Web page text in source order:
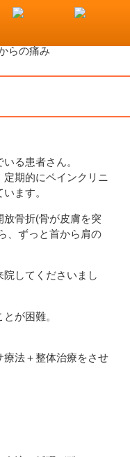
整骨院
らの痛み
る患者さん。
期的にペインクリニ
ます。
放骨折(骨が皮膚を突
、ずっと首から肩の
してくださいまし
が困難。
法＋整体治療をさせ